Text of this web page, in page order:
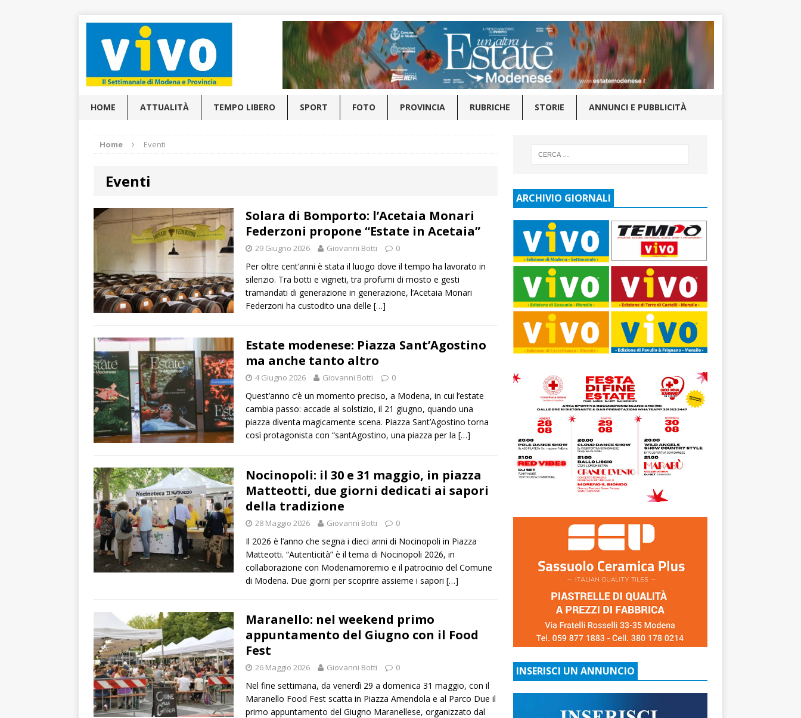
HOME ATTUALITÀ TEMPO LIBERO SPORT FOTO PROVINCIA RUBRICHE STORIE ANNUNCI E PUBBLICITÀ
Home Eventi
Eventi
Solara di Bomporto: l’Acetaia Monari
Federzoni propone “Estate in Acetaia”
29 Giugno 2026 Giovanni Botti 0
Per oltre cent’anni è stata il luogo dove il tempo ha lavorato in
silenzio. Tra botti e vigneti, tra profumi di mosto e gesti
tramandati di generazione in generazione, l’Acetaia Monari
Federzoni ha custodito una delle […]
Estate modenese: Piazza Sant’Agostino
ma anche tanto altro
4 Giugno 2026 Giovanni Botti 0
Quest’anno c’è un momento preciso, a Modena, in cui l’estate
cambia passo: accade al solstizio, il 21 giugno, quando una
piazza diventa magicamente scena. Piazza Sant’Agostino torna
così protagonista con “santAgostino, una piazza per la […]
Nocinopoli: il 30 e 31 maggio, in piazza
Matteotti, due giorni dedicati ai sapori
della tradizione
28 Maggio 2026 Giovanni Botti 0
Il 2026 è l’anno che segna i dieci anni di Nocinopoli in Piazza
Matteotti. “Autenticità” è il tema di Nocinopoli 2026, in
collaborazione con Modenamoremio e il patrocinio del Comune
di Modena. Due giorni per scoprire assieme i sapori […]
Maranello: nel weekend primo
appuntamento del Giugno con il Food
Fest
26 Maggio 2026 Giovanni Botti 0
Nel fine settimana, da venerdì 29 a domenica 31 maggio, con il
Maranello Food Fest scatta in Piazza Amendola e al Parco Due il
primo appuntamento del Giugno Maranellese, organizzato dal
ARCHIVIO GIORNALI
INSERISCI UN ANNUNCIO